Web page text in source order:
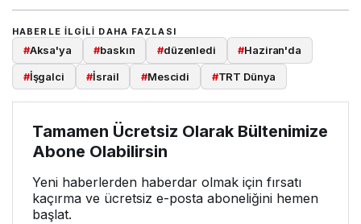
HABERLE ILGILI DAHA FAZLASI
#Aksa'ya #baskın #düzenledi #Haziran'da
#İşgalci #İsrail #Mescidi #TRT Dünya
Tamamen Ücretsiz Olarak Bültenimize
Abone Olabilirsin
Yeni haberlerden haberdar olmak için fırsatı
kaçırma ve ücretsiz e-posta aboneliğini hemen
başlat.